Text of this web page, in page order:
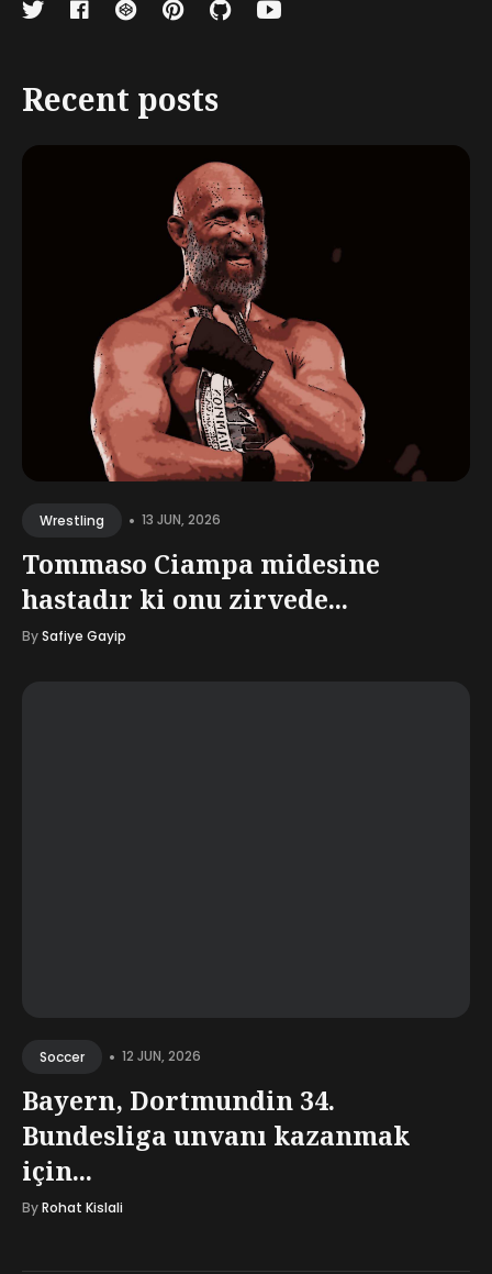
Recent posts
Wrestling • 13 JUN, 2026
Tommaso Ciampa midesine
hastadır ki onu zirvede...
BySafiye Gayip
Soccer • 12 JUN, 2026
Bayern, Dortmundin 34.
Bundesliga unvanı kazanmak
için...
ByRohat Kislali